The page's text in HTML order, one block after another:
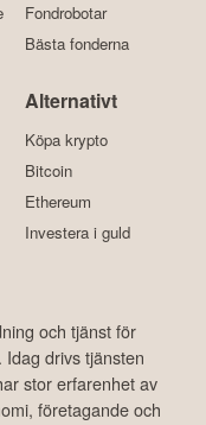
Fondrobotar
Bästa fonderna
Alternativt
Köpa krypto
Bitcoin
Ethereum
Investera i guld
och tjänst för
drivs tjänsten
stor erfarenhet av
företagande och